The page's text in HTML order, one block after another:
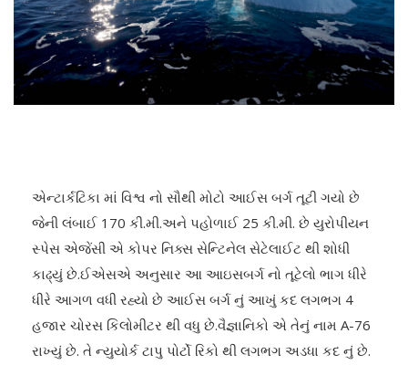
એન્ટાર્કટિકા માં વિશ્વ નો સૌથી મોટો આઈસ બર્ગ તૂટી ગયો છે
જેની લંબાઈ 170 કી.મી.અને પહોળાઈ 25 કી.મી. છે યુરોપીયન
સ્પેસ એજેંસી એ કોપર નિક્સ સેન્ટિનેલ સેટેલાઈટ થી શોધી
કાઢ્યું છે.ઈએસએ અનુસાર આ આઇસબર્ગ નો તૂટેલો ભાગ ધીરે
ધીરે આગળ વધી રહ્યો છે આઈસ બર્ગ નું આખું કદ લગભગ 4
હજાર ચોરસ કિલોમીટર થી વધુ છે.વૈજ્ઞાનિકો એ તેનું નામ A-76
રાખ્યું છે. તે ન્યુયોર્ક ટાપુ પોર્ટો રિકો થી લગભગ અડધા કદ નું છે.